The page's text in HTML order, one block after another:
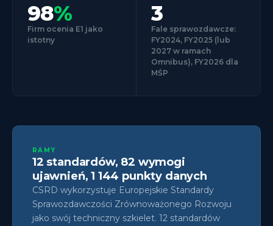
98%
Firm ocenia E1 jako
istotny
3
Fale sprawozdawcze:
FY2024, FY2025 (lub
2027 w ramach
Omnibus), FY2026 dla
MŚP
RAMY
12 standardów, 82 wymogi
ujawnień, 1 144 punkty danych
CSRD wykorzystuje Europejskie Standardy
Sprawozdawczości Zrównoważonego Rozwoju
jako swój techniczny szkielet. 12 standardów